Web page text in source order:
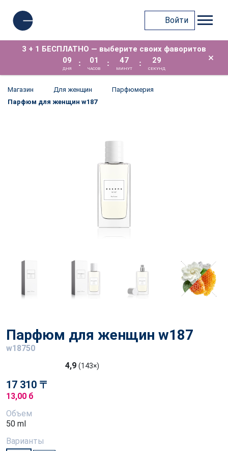
Войти
3 + 1 БЕСПЛАТНО — выберите своих фаворитов
09
ДНЯ
: 01
ЧАСОВ
: 47
МИНУТ
: 29
СЕКУНД
×
Магазин Для женщин
Парфюмерия
Парфюм для женщин w187
Парфюм для женщин w187
w18750
4,9 (143×)
17 310 〒
13,00 б
Объем
50 ml
Варианты